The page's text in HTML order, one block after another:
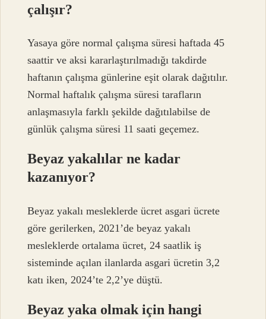
çalışır?
Yasaya göre normal çalışma süresi haftada 45
saattir ve aksi kararlaştırılmadığı takdirde
haftanın çalışma günlerine eşit olarak dağıtılır.
Normal haftalık çalışma süresi tarafların
anlaşmasıyla farklı şekilde dağıtılabilse de
günlük çalışma süresi 11 saati geçemez.
Beyaz yakalılar ne kadar
kazanıyor?
Beyaz yakalı mesleklerde ücret asgari ücrete
göre gerilerken, 2021’de beyaz yakalı
mesleklerde ortalama ücret, 24 saatlik iş
sisteminde açılan ilanlarda asgari ücretin 3,2
katı iken, 2024’te 2,2’ye düştü.
Beyaz yaka olmak için hangi